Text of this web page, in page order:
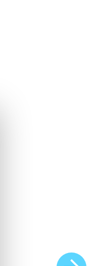
Forbrænding